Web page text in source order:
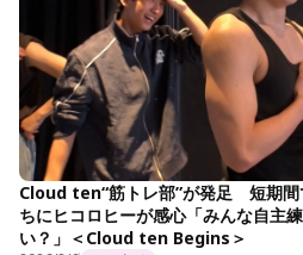
Cloud ten“筋トレ部”が発足 短期間
ちにヒコロヒーが感心「みんな自主
い？」＜Cloud ten Begins＞